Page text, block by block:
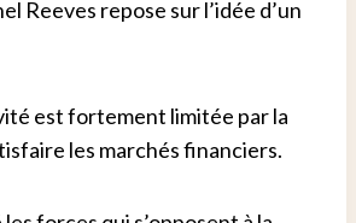
Reeves repose sur l’idée d’un
est fortement limitée par la
les marchés financiers.